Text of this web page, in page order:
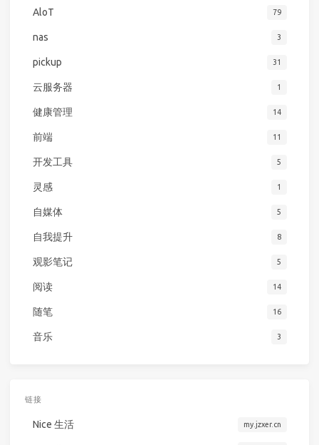
AloT 79
nas 3
pickup 31
云服务器 1
健康管理 14
前端 11
开发工具 5
灵感 1
自媒体 5
自我提升 8
观影笔记 5
阅读 14
随笔 16
音乐 3
链接
Nice 生活 my.jzxer.cn